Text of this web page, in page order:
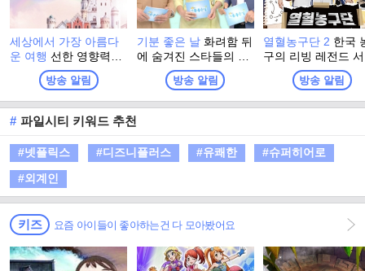
세상에서 가장 아름다
운 여행선한 영향력을
따라 기부의 기쁨과 즐
거움을 전하고, 기부 문
화 확산을 유도하는 사
회 공헌 프로그램
방송 알림
기분 좋은 날 화려함 뒤
에 숨겨진 스타들의 진
솔한 이야기와 이색 명
소에서 펼쳐지는 스타
들의 특별한 체험. 그리
이 함께하는 명강의와
생활에 유익한 다양한
방송 알림
열혈농구단 2 한국
구의 리빙 레전드
훈이 직접 선택한
계 최강 농구팀 ‘라
이글스’! 아시아 제
‘전국 최강전’을 펼
국내 정상에 도전한
비상이 시작된다.
방송 알림
# 파일시티 키워드 추천
#넷플릭스 #디즈니플러스 #유쾌한
#슈퍼히어로
#외계인
키즈 요즘 아이들이 좋아하는건 다 모아봤어요